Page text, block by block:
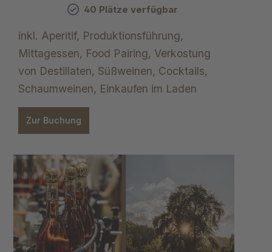
40 Plätze verfügbar
inkl. Aperitif, Produktionsführung,
Mittagessen, Food Pairing, Verkostung
von Destillaten, Süßweinen, Cocktails,
Schaumweinen, Einkaufen im Laden
Zur Buchung